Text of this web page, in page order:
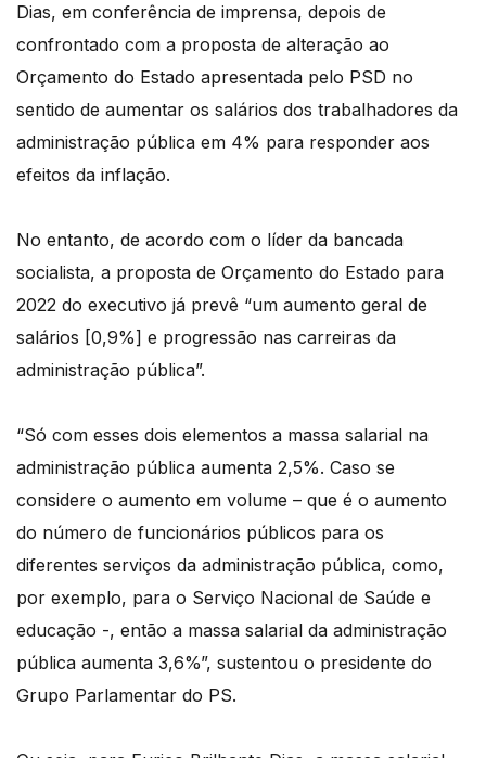
Dias, em conferência de imprensa, depois de
confrontado com a proposta de alteração ao
Orçamento do Estado apresentada pelo PSD no
sentido de aumentar os salários dos trabalhadores da
administração pública em 4% para responder aos
efeitos da inflação.
No entanto, de acordo com o líder da bancada
socialista, a proposta de Orçamento do Estado para
2022 do executivo já prevê “um aumento geral de
salários [0,9%] e progressão nas carreiras da
administração pública”.
“Só com esses dois elementos a massa salarial na
administração pública aumenta 2,5%. Caso se
considere o aumento em volume – que é o aumento
do número de funcionários públicos para os
diferentes serviços da administração pública, como,
por exemplo, para o Serviço Nacional de Saúde e
educação -, então a massa salarial da administração
pública aumenta 3,6%”, sustentou o presidente do
Grupo Parlamentar do PS.